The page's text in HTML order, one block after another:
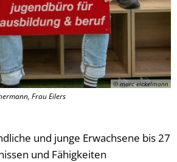
© marc eickelmann
Frau Eilers
und junge Erwachsene bis 27
und Fähigkeiten